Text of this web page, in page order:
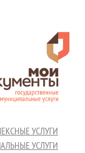
УСЛУГИ
УСЛУГИ